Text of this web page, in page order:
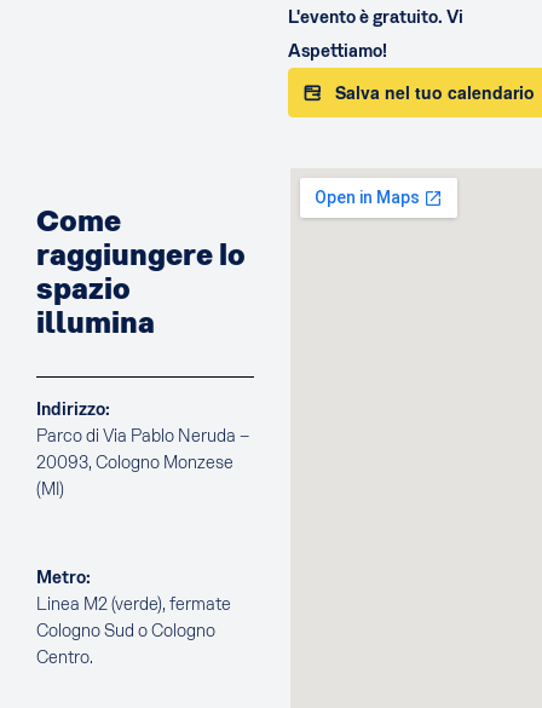
L'evento è gratuito. Vi
Aspettiamo!
Salva nel tuo calendario
Come
raggiungere lo
spazio
illumina
Indirizzo:
Parco di Via Pablo Neruda –
20093, Cologno Monzese
(MI)
Metro:
Linea M2 (verde), fermate
Cologno Sud o Cologno
Centro.